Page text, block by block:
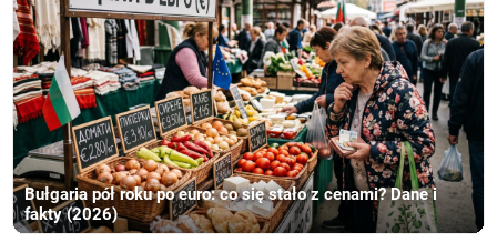
Bułgaria pół roku po euro: co się stało z cenami? Dane i
fakty (2026)